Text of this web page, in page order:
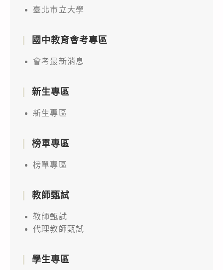
臺北市立大學
國中教育會考專區
會考最新消息
新生專區
新生專區
榜單專區
榜單專區
教師甄試
教師甄試
代理教師甄試
學生專區